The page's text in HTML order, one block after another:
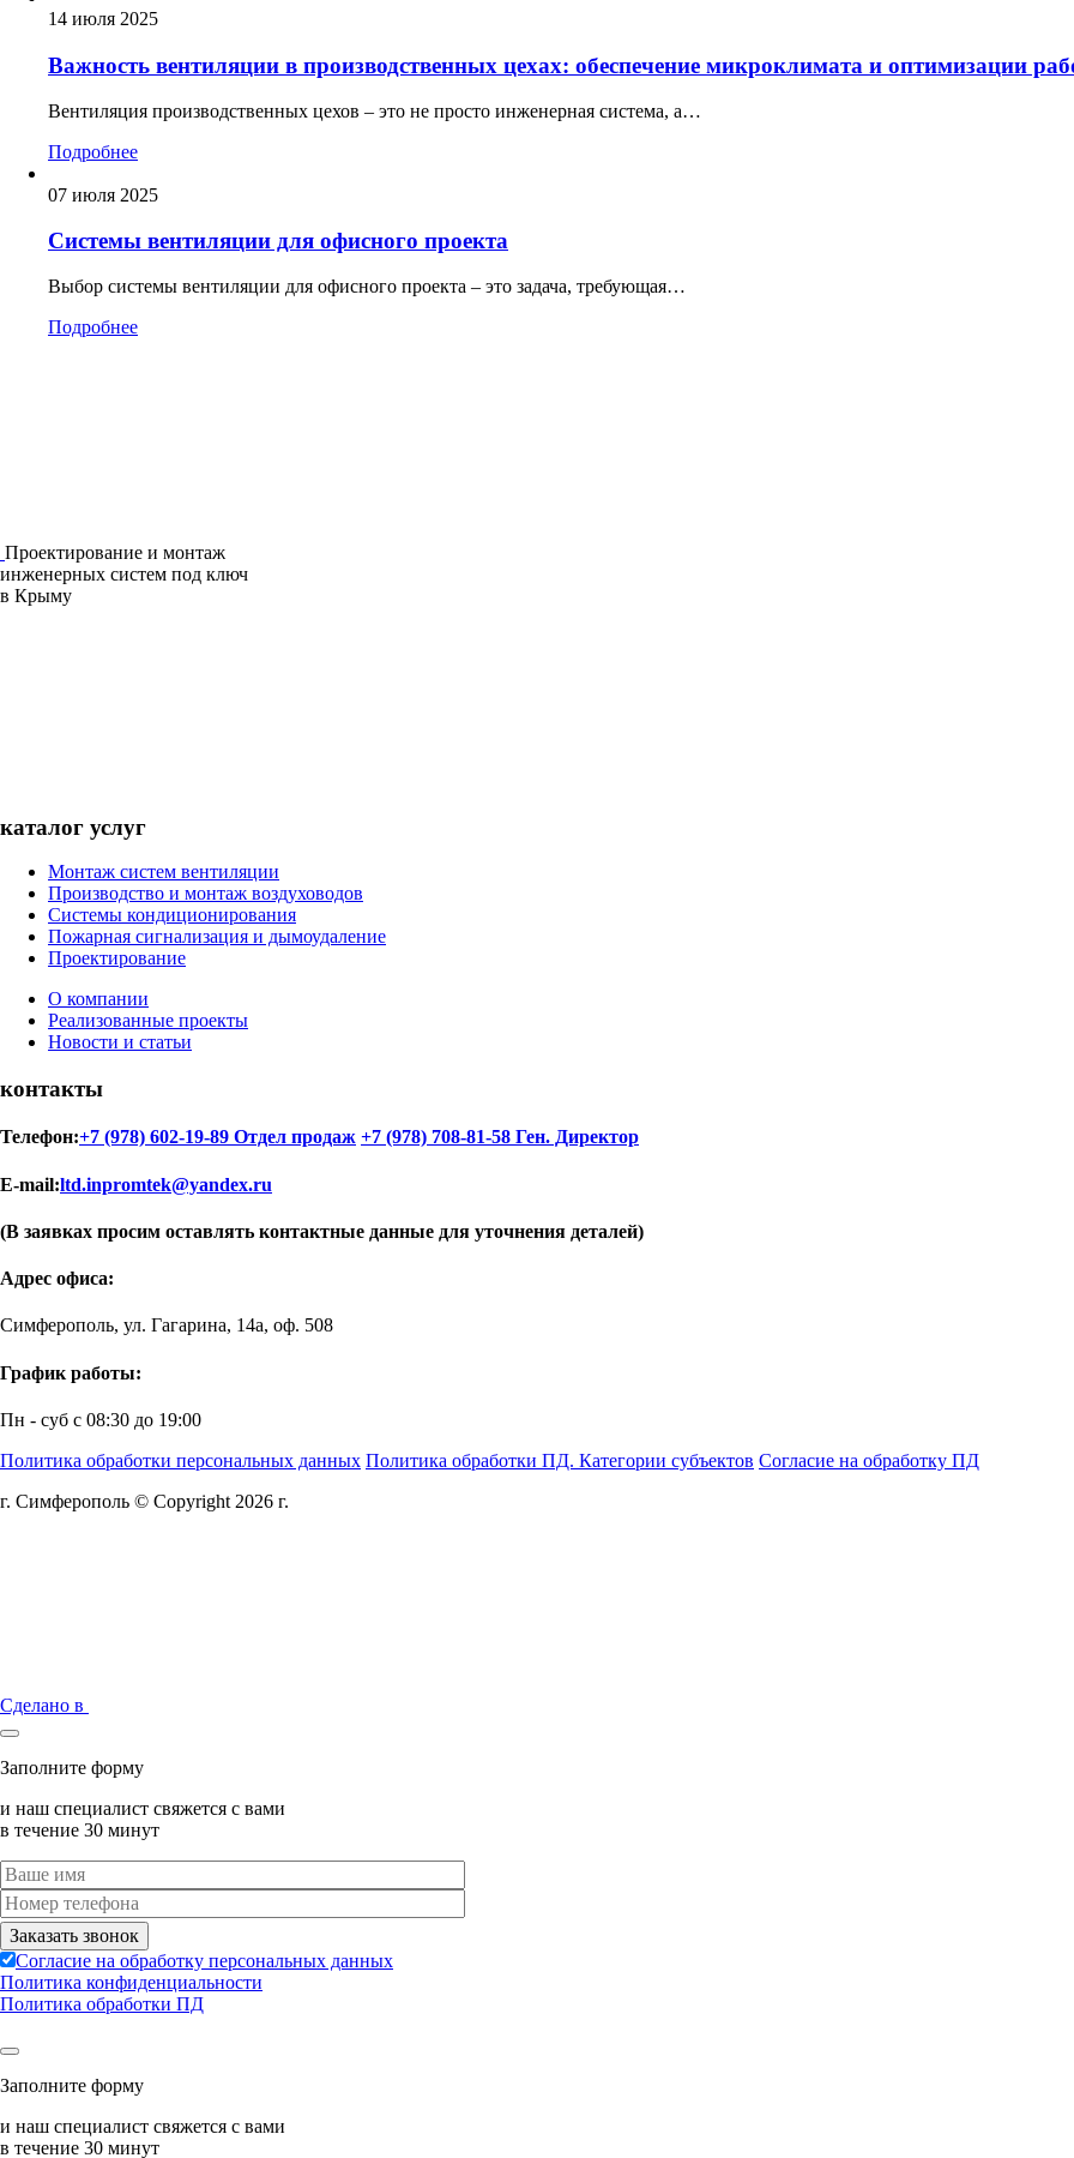
14 июля 2025
Важность вентиляции в производственных цехах: обеспечение микроклимата и оптимизации
Вентиляция производственных цехов – это не просто инженерная система, а…
Подробнее
07 июля 2025
Системы вентиляции для офисного проекта
Выбор системы вентиляции для офисного проекта – это задача, требующая…
Подробнее
Проектирование и монтаж
инженерных систем под ключ
в Крыму
каталог услуг
Монтаж систем вентиляции
Производство и монтаж воздуховодов
Системы кондиционирования
Пожарная сигнализация и дымоудаление
Проектирование
О компании
Реализованные проекты
Новости и статьи
контакты
Телефон:+7 (978) 602-19-89 Отдел продаж +7 (978) 708-81-58 Ген. Директор
E-mail:ltd.inpromtek@yandex.ru
(В заявках просим оставлять контактные данные для уточнения деталей)
Адрес офиса:
Симферополь, ул. Гагарина, 14а, оф. 508
График работы:
Пн - суб с 08:30 до 19:00
Политика обработки персональных данных Политика обработки ПД. Категории субъектов Согласие на обработку ПД
г. Симферополь © Copyright 2026 г.
Сделано в
Заполните форму
и наш специалист свяжется с вами
в течение 30 минут
Согласие на обработку персональных данных
Политика конфиденциальности
Политика обработки ПД
Заполните форму
и наш специалист свяжется с вами
в течение 30 минут